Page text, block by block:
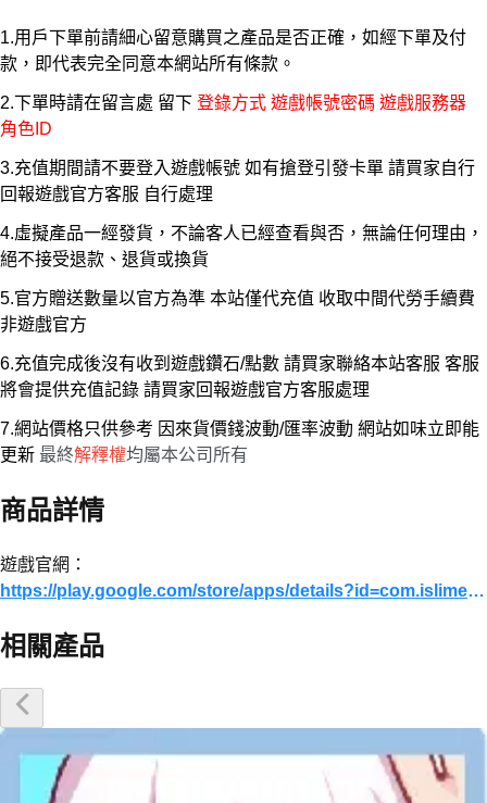
1.用戶下單前請細心留意購買之產品是否正確，如經下單及付
款，即代表完全同意本網站所有條款。
2.下單時請在留言處 留下 登錄方式 遊戲帳號密碼 遊戲服務器
角色ID
3.充值期間請不要登入遊戲帳號 如有搶登引發卡單 請買家自行
回報遊戲官方客服 自行處理
4.虛擬產品一經發貨，不論客人已經查看與否，無論任何理由，
絕不接受退款、退貨或換貨
5.官方贈送數量以官方為準 本站僅代充值 收取中間代勞手續費
非遊戲官方
6.充值完成後沒有收到遊戲鑽石/點數 請買家聯絡本站客服 客服
將會提供充值記錄 請買家回報遊戲官方客服處理
7.網站價格只供參考 因來貨價錢波動/匯率波動 網站如味立即能
更新 最終解釋權均屬本公司所有
商品詳情
遊戲官網：
https://play.google.com/store/apps/details?id=com.islime.android&hl=zh_HK
相關產品